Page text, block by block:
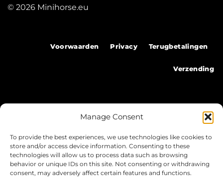
Manage Consent
To provide the best experiences, we use technologies like cookies to
store and/or access device information. Consenting to these
technologies will allow us to process data such as browsing
behavior or unique IDs on this site. Not consenting or withdrawing
consent, may adversely affect certain features and functions.
© 2026 Minihorse.eu
Voorwaarden Privacy Terugbetalingen
Verzending
2026 Mini Horse
Voorwaarden Privacy Terugbetalingen
Verzending